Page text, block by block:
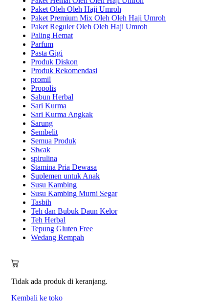
Paket Oleh Oleh Haji Umroh
Paket Premium Mix Oleh Oleh Haji Umroh
Paket Reguler Oleh Oleh Haji Umroh
Paling Hemat
Parfum
Pasta Gigi
Produk Diskon
Produk Rekomendasi
promil
Propolis
Sabun Herbal
Sari Kurma
Sari Kurma Angkak
Sarung
Sembelit
Semua Produk
Siwak
spirulina
Stamina Pria Dewasa
Suplemen untuk Anak
Susu Kambing
Susu Kambing Murni Segar
Tasbih
Teh dan Bubuk Daun Kelor
Teh Herbal
Tepung Gluten Free
Wedang Rempah
Tidak ada produk di keranjang.
Kembali ke toko